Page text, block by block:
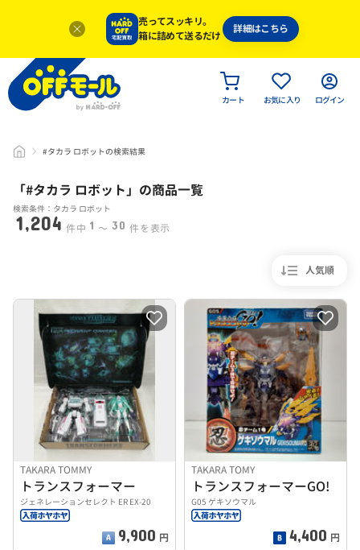
売ってスッキリ。
箱に詰めて送るだけ
詳細はこちら
カート お気に入り ログイン
#タカラ ロボットの検索結果
「#タカラ ロボット」 の商品一覧
検索条件：タカラ ロボット
1,204 件中 1 〜 30 件を表示
人気順
TAKARA TOMMY
トランスフォーマー
ジェネレーションセレクト ER EX-20
9,900 円
TAKARA TOMY
トランスフォーマーGO!
G05 ゲキソウマル
4,400 円